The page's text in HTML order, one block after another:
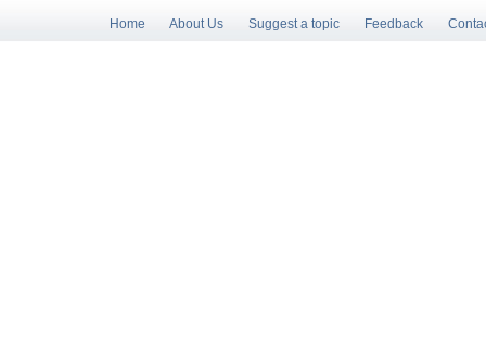
Home About Us Suggest a topic Feedback